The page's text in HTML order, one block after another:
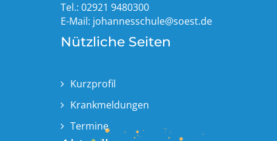
Tel.: 02921 9480300
E-Mail: johannesschule@soest.de
Nützliche Seiten
Kurzprofil
Krankmeldungen
Termine